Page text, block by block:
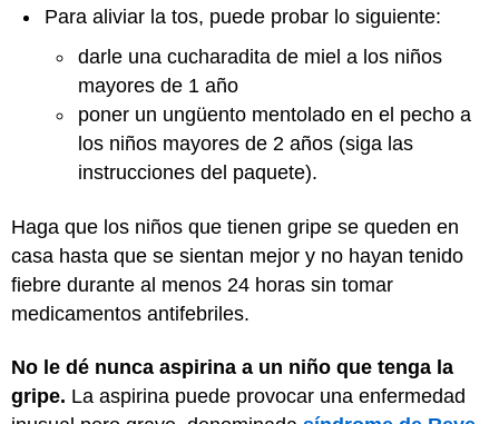
Para aliviar la tos, puede probar lo siguiente:
darle una cucharadita de miel a los niños
mayores de 1 año
poner un ungüento mentolado en el pecho a
los niños mayores de 2 años (siga las
instrucciones del paquete).
Haga que los niños que tienen gripe se queden en
casa hasta que se sientan mejor y no hayan tenido
fiebre durante al menos 24 horas sin tomar
medicamentos antifebriles.
No le dé nunca aspirina a un niño que tenga la
gripe. La aspirina puede provocar una enfermedad